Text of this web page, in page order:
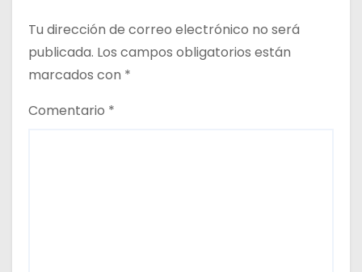
d
a
s
Tu dirección de correo electrónico no será
publicada. Los campos obligatorios están
marcados con *
Comentario *